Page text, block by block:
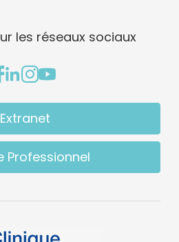
les réseaux sociaux
Extranet
Professionnel